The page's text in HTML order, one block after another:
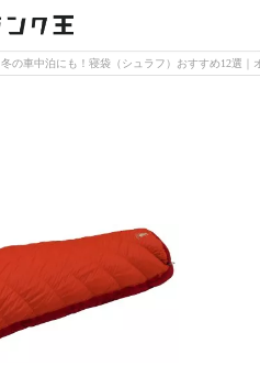
冬の車中泊にも！寝袋（シュラフ）おすすめ12選｜